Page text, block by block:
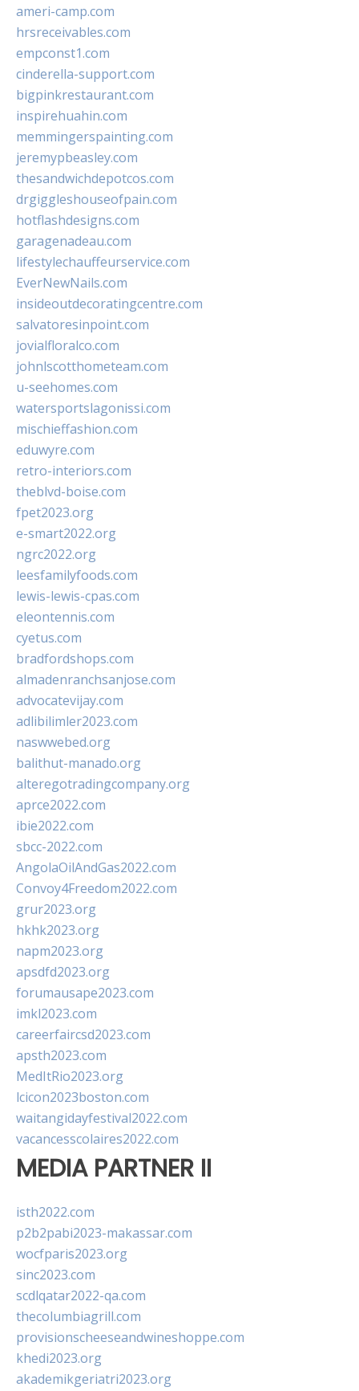
ameri-camp.com
hrsreceivables.com
empconst1.com
cinderella-support.com
bigpinkrestaurant.com
inspirehuahin.com
memmingerspainting.com
jeremypbeasley.com
thesandwichdepotcos.com
drgiggleshouseofpain.com
hotflashdesigns.com
garagenadeau.com
lifestylechauffeurservice.com
EverNewNails.com
insideoutdecoratingcentre.com
salvatoresinpoint.com
jovialfloralco.com
johnlscotthometeam.com
u-seehomes.com
watersportslagonissi.com
mischieffashion.com
eduwyre.com
retro-interiors.com
theblvd-boise.com
fpet2023.org
e-smart2022.org
ngrc2022.org
leesfamilyfoods.com
lewis-lewis-cpas.com
eleontennis.com
cyetus.com
bradfordshops.com
almadenranchsanjose.com
advocatevijay.com
adlibilimler2023.com
naswwebed.org
balithut-manado.org
alteregotradingcompany.org
aprce2022.com
ibie2022.com
sbcc-2022.com
AngolaOilAndGas2022.com
Convoy4Freedom2022.com
grur2023.org
hkhk2023.org
napm2023.org
apsdfd2023.org
forumausape2023.com
imkl2023.com
careerfaircsd2023.com
apsth2023.com
MedItRio2023.org
lcicon2023boston.com
waitangidayfestival2022.com
vacancesscolaires2022.com
MEDIA PARTNER II
isth2022.com
p2b2pabi2023-makassar.com
wocfparis2023.org
sinc2023.com
scdlqatar2022-qa.com
thecolumbiagrill.com
provisionscheeseandwineshoppe.com
khedi2023.org
akademikgeriatri2023.org